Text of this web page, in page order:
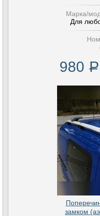
Марка/
Для
980 Р
замком